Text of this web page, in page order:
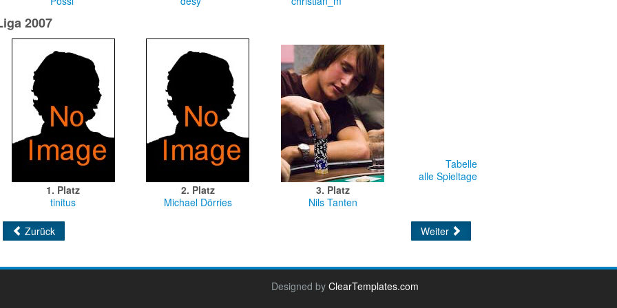
2007
Tabelle
alle Spieltage
1. Platz
tinitus
2. Platz
Michael Dörries
3. Platz
Nils Tanten
Zurück Weiter
Designed by ClearTemplates.com